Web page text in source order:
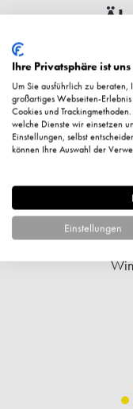
Ihre Privatsphäre ist
Um Sie ausführlich zu
großartiges Webseiten-
Cookies und
welche Dienste wir einsetzen
Einstellungen, selbst
können Ihre Auswahl der
Einstellungen